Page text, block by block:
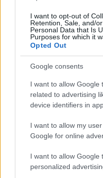
I want to opt-out of
Retention, Sale, and/
Personal Data that Is
Purposes for which it
Opted Out
Google consents
I want to allow Google
related to advertising
device identifiers in
I want to allow my
Google for online
I want to allow Google
personalized
Aktuális